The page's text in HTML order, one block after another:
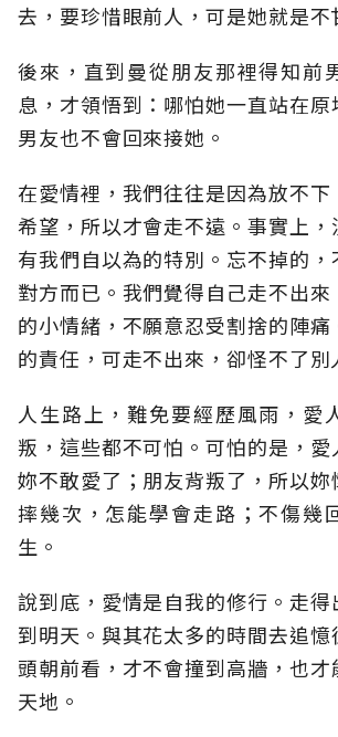
去，要珍惜眼前人，可是她就是不
後來，直到曼從朋友那裡得知前
息，才領悟到：哪怕她一直站在
男友也不會回來接她。
在愛情裡，我們往往是因為放不
希望，所以才會走不遠。事實上，
有我們自以為的特別。忘不掉的
對方而已。我們覺得自己走不出
的小情緒，不願意忍受割捨的陣
的責任，可走不出來，卻怪不了別
人生路上，難免要經歷風雨，愛
叛，這些都不可怕。可怕的是，愛
妳不敢愛了；朋友背叛了，所以妳
摔幾次，怎能學會走路；不傷幾
生。
說到底，愛情是自我的修行。走得
到明天。與其花太多的時間去追
頭朝前看，才不會撞到高牆，也
天地。